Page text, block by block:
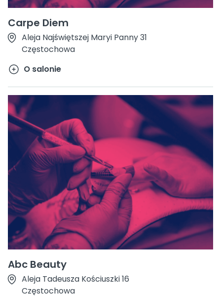
Carpe Diem
Aleja Najświętszej Maryi Panny 31
Częstochowa
O salonie
Abc Beauty
Aleja Tadeusza Kościuszki 16
Częstochowa